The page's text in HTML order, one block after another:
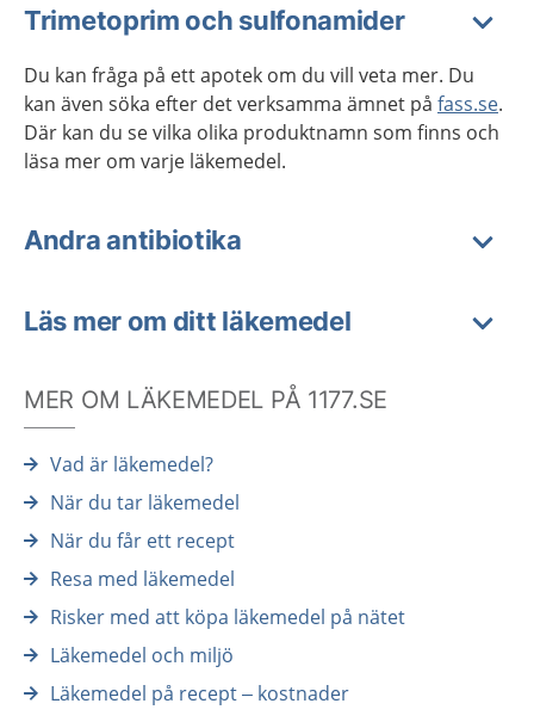
Trimetoprim och sulfonamider
Du kan fråga på ett apotek om du vill veta mer. Du
kan även söka efter det verksamma ämnet på fass.se.
Där kan du se vilka olika produktnamn som finns och
läsa mer om varje läkemedel.
Andra antibiotika
Läs mer om ditt läkemedel
MER OM LÄKEMEDEL PÅ 1177.SE
Vad är läkemedel?
När du tar läkemedel
När du får ett recept
Resa med läkemedel
Risker med att köpa läkemedel på nätet
Läkemedel och miljö
Läkemedel på recept – kostnader